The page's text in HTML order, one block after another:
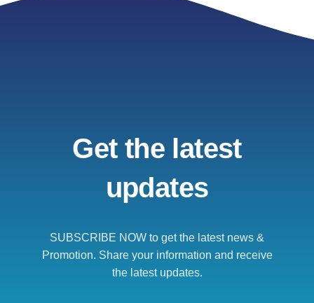
Get the latest
updates
SUBSCRIBE NOW to get the latest news &
Promotion. Share your information and receive
the latest updates.